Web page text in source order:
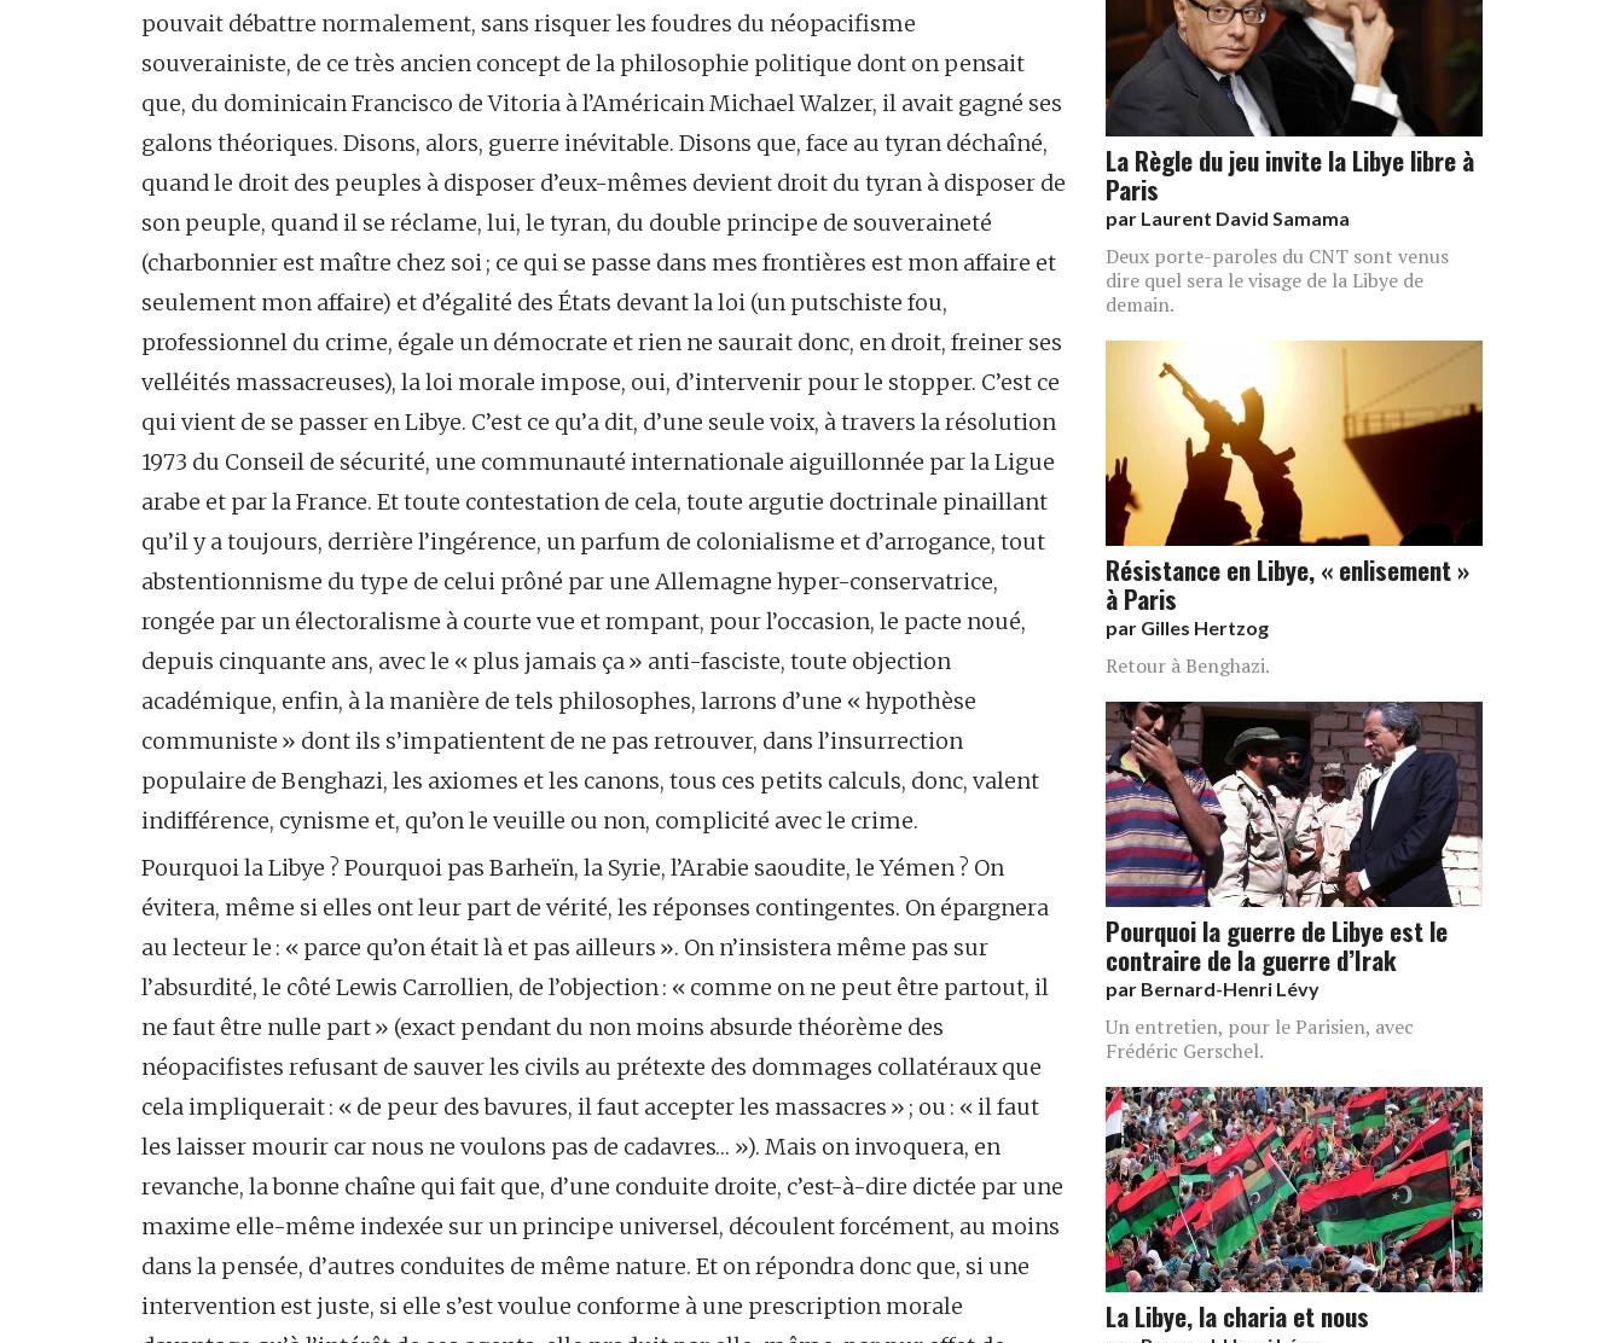
pouvait débattre normalement, sans risquer les foudres du néopacifisme
souverainiste, de ce très ancien concept de la philosophie politique dont on pensait
que, du dominicain Francisco de Vitoria à l’Américain Michael Walzer, il avait gagné ses
galons théoriques. Disons, alors, guerre inévitable. Disons que, face au tyran déchaîné,
quand le droit des peuples à disposer d’eux-mêmes devient droit du tyran à disposer de
son peuple, quand il se réclame, lui, le tyran, du double principe de souveraineté
(charbonnier est maître chez soi ; ce qui se passe dans mes frontières est mon affaire et
seulement mon affaire) et d’égalité des États devant la loi (un putschiste fou,
professionnel du crime, égale un démocrate et rien ne saurait donc, en droit, freiner ses
velléités massacreuses), la loi morale impose, oui, d’intervenir pour le stopper. C’est ce
qui vient de se passer en Libye. C’est ce qu’a dit, d’une seule voix, à travers la résolution
1973 du Conseil de sécurité, une communauté internationale aiguillonnée par la Ligue
arabe et par la France. Et toute contestation de cela, toute argutie doctrinale pinaillant
qu’il y a toujours, derrière l’ingérence, un parfum de colonialisme et d’arrogance, tout
abstentionnisme du type de celui prôné par une Allemagne hyper-conservatrice,
rongée par un électoralisme à courte vue et rompant, pour l’occasion, le pacte noué,
depuis cinquante ans, avec le « plus jamais ça » anti-fasciste, toute objection
académique, enfin, à la manière de tels philosophes, larrons d’une « hypothèse
communiste » dont ils s’impatientent de ne pas retrouver, dans l’insurrection
populaire de Benghazi, les axiomes et les canons, tous ces petits calculs, donc, valent
indifférence, cynisme et, qu’on le veuille ou non, complicité avec le crime.
Pourquoi la Libye ? Pourquoi pas Barheïn, la Syrie, l’Arabie saoudite, le Yémen ? On
évitera, même si elles ont leur part de vérité, les réponses contingentes. On épargnera
au lecteur le : « parce qu’on était là et pas ailleurs ». On n’insistera même pas sur
l’absurdité, le côté Lewis Carrollien, de l’objection : « comme on ne peut être partout, il
ne faut être nulle part » (exact pendant du non moins absurde théorème des
néopacifistes refusant de sauver les civils au prétexte des dommages collatéraux que
cela impliquerait : « de peur des bavures, il faut accepter les massacres » ; ou : « il faut
les laisser mourir car nous ne voulons pas de cadavres… »). Mais on invoquera, en
revanche, la bonne chaîne qui fait que, d’une conduite droite, c’est-à-dire dictée par une
maxime elle-même indexée sur un principe universel, découlent forcément, au moins
dans la pensée, d’autres conduites de même nature. Et on répondra donc que, si une
intervention est juste, si elle s’est voulue conforme à une prescription morale
La Règle du jeu invite la Libye libre à
Paris
par Laurent David Samama
Deux porte-paroles du CNT sont venus
dire quel sera le visage de la Libye de
demain.
Résistance en Libye, « enlisement »
à Paris
par Gilles Hertzog
Retour à Benghazi.
Pourquoi la guerre de Libye est le
contraire de la guerre d’Irak
par Bernard-Henri Lévy
Un entretien, pour le Parisien, avec
Frédéric Gerschel.
La Libye, la charia et nous